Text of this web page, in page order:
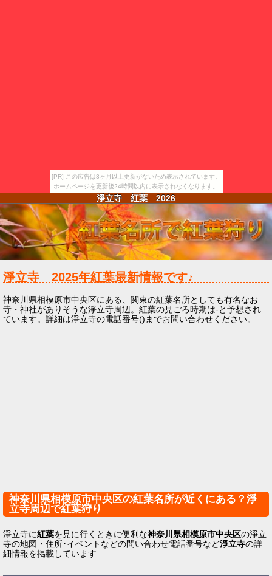
[PR] この広告は3ヶ月以上更新がないため表示されています。
ホームページを更新後24時間以内に表示されなくなります。
淨立寺 紅葉 2026
淨立寺 2025年紅葉最新情報です♪
神奈川県相模原市中央区にある、関東の紅葉名所としても有名なお
寺・神社がありそうな淨立寺周辺。紅葉の見ごろ時期は-と予想され
ています。詳細は淨立寺の電話番号()までお問い合わせください。
神奈川県相模原市中央区の紅葉名所が近くにある？淨
立寺周辺で紅葉狩り
淨立寺に紅葉を見に行くときに便利な神奈川県相模原市中央区の淨立
寺の地図・住所･イベントなどの問い合わせ電話番号など淨立寺の詳
細情報を掲載しています